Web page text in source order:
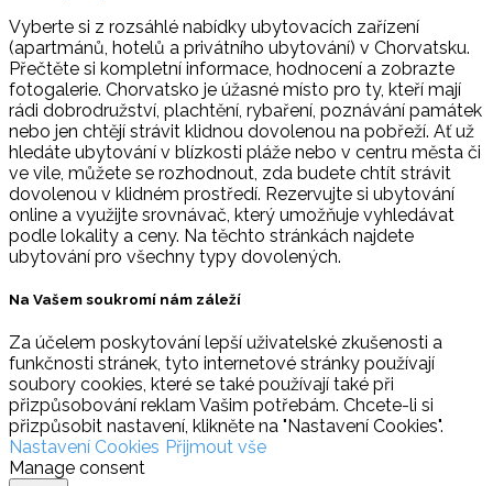
Vyberte si z rozsáhlé nabídky ubytovacích zařízení
(apartmánů, hotelů a privátního ubytování) v Chorvatsku.
Přečtěte si kompletní informace, hodnocení a zobrazte
fotogalerie. Chorvatsko je úžasné místo pro ty, kteří mají
rádi dobrodružství, plachtění, rybaření, poznávání památek
nebo jen chtějí strávit klidnou dovolenou na pobřeží. Ať už
hledáte ubytování v blízkosti pláže nebo v centru města či
ve vile, můžete se rozhodnout, zda budete chtít strávit
dovolenou v klidném prostředí. Rezervujte si ubytování
online a využijte srovnávač, který umožňuje vyhledávat
podle lokality a ceny. Na těchto stránkách najdete
ubytování pro všechny typy dovolených.
Na Vašem soukromí nám záleží
Za účelem poskytování lepší uživatelské zkušenosti a
funkčnosti stránek, tyto internetové stránky používají
soubory cookies, které se také používají také při
přizpůsobování reklam Vašim potřebám. Chcete-li si
přizpůsobit nastavení, klikněte na "Nastavení Cookies".
Nastavení Cookies Přijmout vše
Manage consent